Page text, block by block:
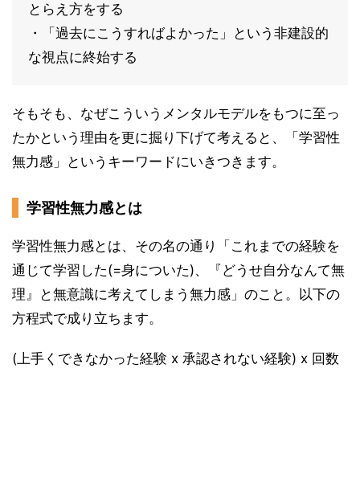
とらえ方をする
・「過去にこうすればよかった」という非建設的
な視点に終始する
そもそも、なぜこういうメンタルモデルをもつに至っ
たかという理由を更に掘り下げて考えると、「学習性
無力感」というキーワードにいきつきます。
学習性無力感とは
学習性無力感とは、その名の通り「これまでの経験を
通じて学習した(=身についた)、『どうせ自分なんて無
理』と無意識に考えてしまう無力感」のこと。以下の
方程式で成り立ちます。
(上手くできなかった経験 x 承認されない経験) x 回数